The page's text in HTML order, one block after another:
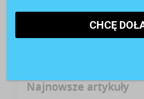
Najnowsze artykuły